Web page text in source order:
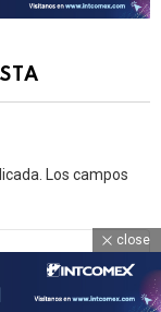
Los campos
close